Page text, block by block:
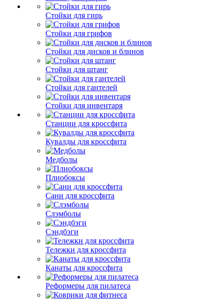
Стойки для гирь
Стойки для грифов
Стойки для дисков и блинов
Стойки для штанг
Стойки для гантелей
Стойки для инвентаря
Станции для кроссфита
Кувалды для кроссфита
Медболы
Плиобоксы
Сани для кроссфита
Слэмболы
Сэндбэги
Тележки для кроссфита
Канаты для кроссфита
Реформеры для пилатеса